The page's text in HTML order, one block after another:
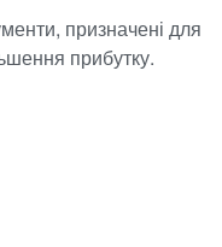
призначені для
прибутку.